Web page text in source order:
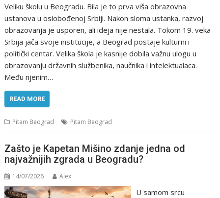
Veliku školu u Beogradu. Bila je to prva viša obrazovna
ustanova u oslobođenoj Srbiji. Nakon sloma ustanka, razvoj
obrazovanja je usporen, ali ideja nije nestala. Tokom 19. veka
Srbija jača svoje institucije, a Beograd postaje kulturni i
politički centar. Velika škola je kasnije dobila važnu ulogu u
obrazovanju državnih službenika, naučnika i intelektualaca.
Među njenim…
READ MORE
Pitam Beograd Pitam Beograd
Zašto je Kapetan Mišino zdanje jedna od
najvažnijih zgrada u Beogradu?
14/07/2026 Alex
U samom srcu